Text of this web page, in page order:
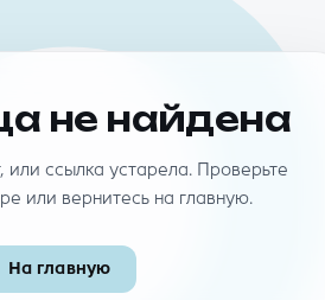
не найдена
или ссылка устарела. Проверьте
или вернитесь на главную.
На главную